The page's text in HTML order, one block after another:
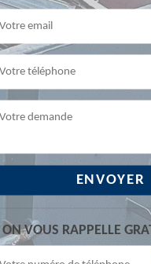
ON VOUS RAPPELLE